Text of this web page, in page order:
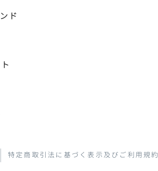
ド
特定商取引法に基づく表示及びご利用規約